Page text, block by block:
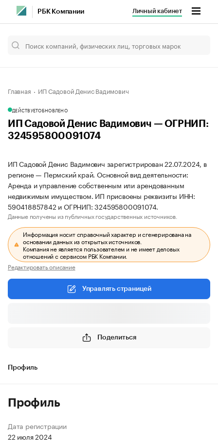
РБК Компании Личный кабинет
Главная ИП Садовой Денис Вадимович
ДЕЙСТВУЕТОБНОВЛЕНО
ИП Садовой Денис Вадимович — ОГРНИП:
324595800091074
ИП Садовой Денис Вадимович зарегистрирован 22.07.2024, в
регионе — Пермский край. Основной вид деятельности:
Аренда и управление собственным или арендованным
недвижимым имуществом. ИП присвоены реквизиты ИНН:
590418857842 и ОГРНИП: 324595800091074.
Данные получены из публичных государственных источников.
Информация носит справочный характер и сгенерирована на
основании данных из открытых источников.
Компания не является пользователем и не имеет деловых
отношений с сервисом РБК Компании.
Редактировать описание
Управлять страницей
Поделиться
Профиль
Профиль
Дата регистрации
22 июля 2024